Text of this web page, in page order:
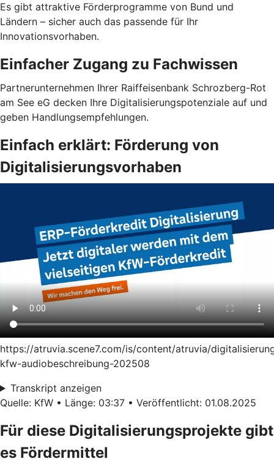
Es gibt attraktive Förderprogramme von Bund und
Ländern – sicher auch das passende für Ihr
Innovationsvorhaben.
Einfacher Zugang zu Fachwissen
Partnerunternehmen Ihrer Raiffeisenbank Schrozberg-Rot
am See eG decken Ihre Digitalisierungspotenziale auf und
geben Handlungsempfehlungen.
Einfach erklärt: Förderung von
Digitalisierungsvorhaben
https://atruvia.scene7.com/is/content/atruvia/
kfw-audiobeschreibung-202508
Transkript anzeigen
Quelle: KfW • Länge: 03:37 • Veröffentlicht: 01.08.2025
Für diese Digitalisierungsprojekte gibt
es Fördermittel